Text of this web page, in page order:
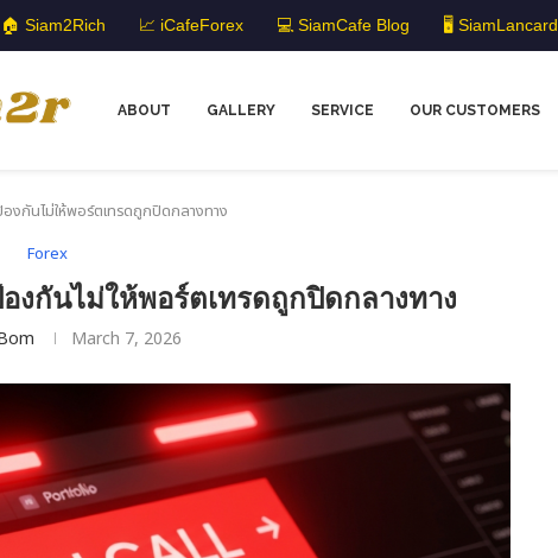
🏠 Siam2Rich 📈 iCafeForex 💻 SiamCafe Blog 🖥️ SiamLancard
ABOUT GALLERY SERVICE OUR CUSTOMERS
งกันไม่ให้พอร์ตเทรดถูกปิดกลางทาง
Forex
งกันไม่ให้พอร์ตเทรดถูกปิดกลางทาง
March 7, 2026